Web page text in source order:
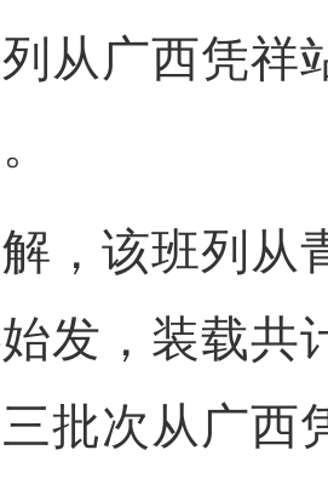
从广西凭祥
该班列从
发，装载共
批次从广西